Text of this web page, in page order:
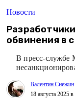
Новости
обвинения в
В пресс-службе
Валентин Снежин
18 августа 2025